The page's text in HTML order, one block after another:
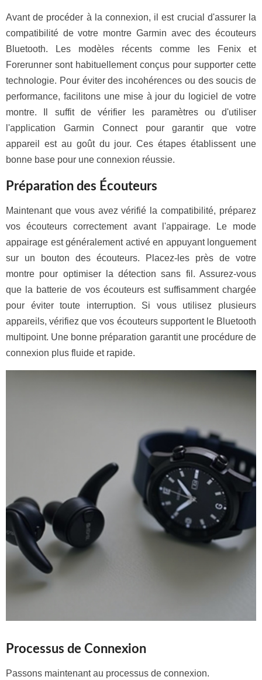
Avant de procéder à la connexion, il est crucial d'assurer la
compatibilité de votre montre Garmin avec des écouteurs
Bluetooth. Les modèles récents comme les Fenix et
Forerunner sont habituellement conçus pour supporter cette
technologie. Pour éviter des incohérences ou des soucis de
performance, facilitons une mise à jour du logiciel de votre
montre. Il suffit de vérifier les paramètres ou d'utiliser
l'application Garmin Connect pour garantir que votre
appareil est au goût du jour. Ces étapes établissent une
bonne base pour une connexion réussie.
Préparation des Écouteurs
Maintenant que vous avez vérifié la compatibilité, préparez
vos écouteurs correctement avant l'appairage. Le mode
appairage est généralement activé en appuyant longuement
sur un bouton des écouteurs. Placez-les près de votre
montre pour optimiser la détection sans fil. Assurez-vous
que la batterie de vos écouteurs est suffisamment chargée
pour éviter toute interruption. Si vous utilisez plusieurs
appareils, vérifiez que vos écouteurs supportent le Bluetooth
multipoint. Une bonne préparation garantit une procédure de
connexion plus fluide et rapide.
Processus de Connexion
Passons maintenant au processus de connexion.